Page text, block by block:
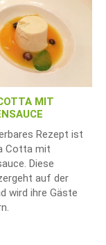
MIT
Rezept ist
Cotta mit
Diese
auf der
wird ihre Gäste